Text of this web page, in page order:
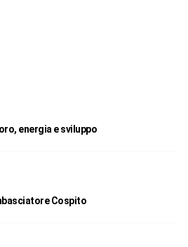
energia e sviluppo
Cospito